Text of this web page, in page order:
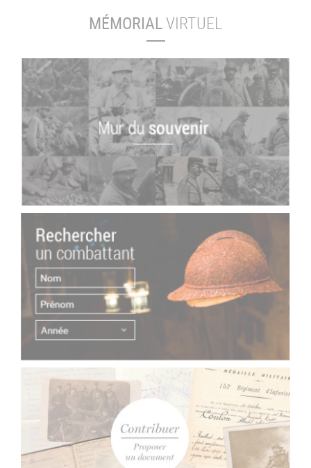
MÉMORIALVIRTUEL